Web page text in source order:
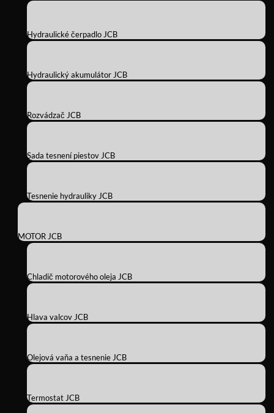
Hydraulické čerpadlo JCB
Hydraulický akumulátor JCB
Rozvádzač JCB
Sada tesnení piestov JCB
Tesnenie hydrauliky JCB
MOTOR JCB
Chladič motorového oleja JCB
Hlava valcov JCB
Olejová vaňa a tesnenie JCB
Termostat JCB